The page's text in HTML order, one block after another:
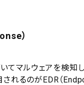
）
てマルウェアを検知
れるのがEDR（